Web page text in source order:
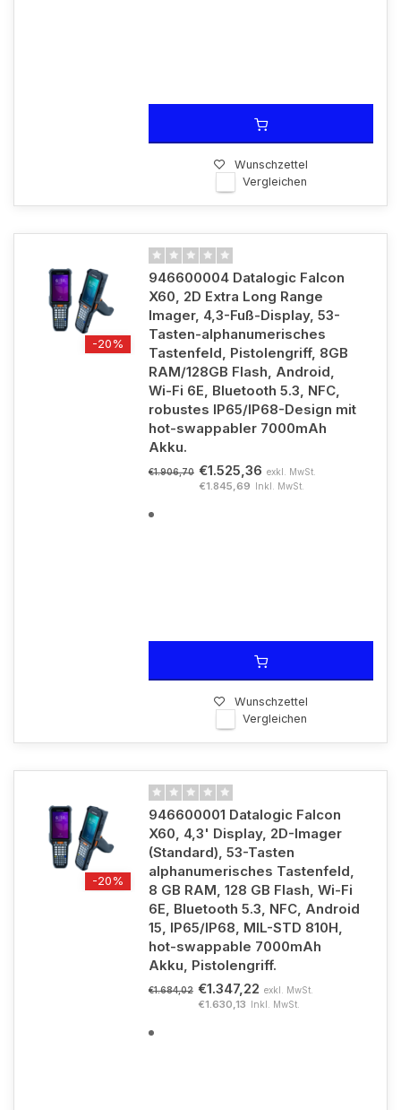
Wunschzettel
Vergleichen
-20%
946600004 Datalogic Falcon
X60, 2D Extra Long Range
Imager, 4,3-Fuß-Display, 53-
Tasten-alphanumerisches
Tastenfeld, Pistolengriff, 8GB
RAM/128GB Flash, Android,
Wi-Fi 6E, Bluetooth 5.3, NFC,
robustes IP65/IP68-Design mit
hot-swappabler 7000mAh
Akku.
€1.906,70 €1.525,36 exkl. MwSt.
€1.845,69 Inkl. MwSt.
Wunschzettel
Vergleichen
-20%
946600001 Datalogic Falcon
X60, 4,3' Display, 2D-Imager
(Standard), 53-Tasten
alphanumerisches Tastenfeld,
8 GB RAM, 128 GB Flash, Wi-Fi
6E, Bluetooth 5.3, NFC, Android
15, IP65/IP68, MIL-STD 810H,
hot-swappable 7000mAh
Akku, Pistolengriff.
€1.684,02 €1.347,22 exkl. MwSt.
€1.630,13 Inkl. MwSt.